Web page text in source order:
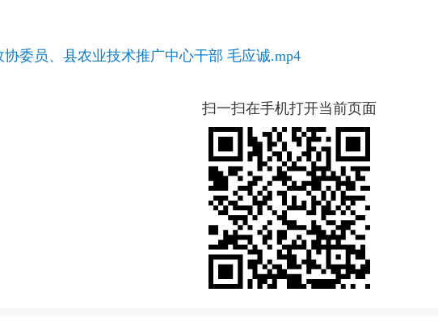
委员、县农业技术推广中心干部 毛应诚.mp4
扫一扫在手机打开当前页面